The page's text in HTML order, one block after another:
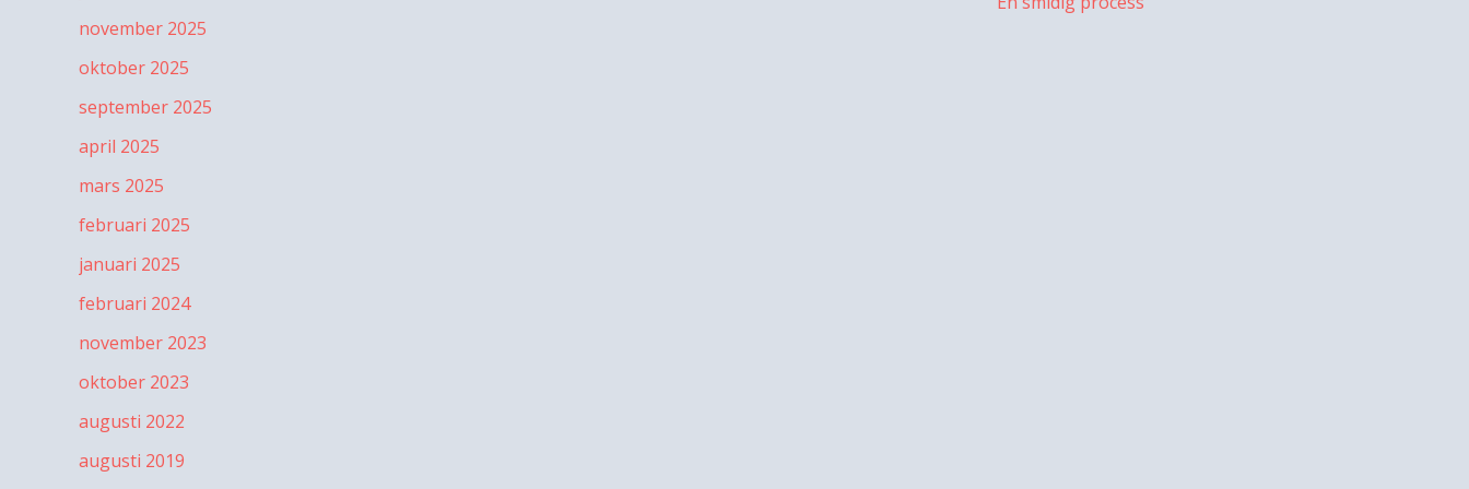
november 2025
oktober 2025
september 2025
april 2025
mars 2025
februari 2025
januari 2025
februari 2024
november 2023
oktober 2023
augusti 2022
augusti 2019